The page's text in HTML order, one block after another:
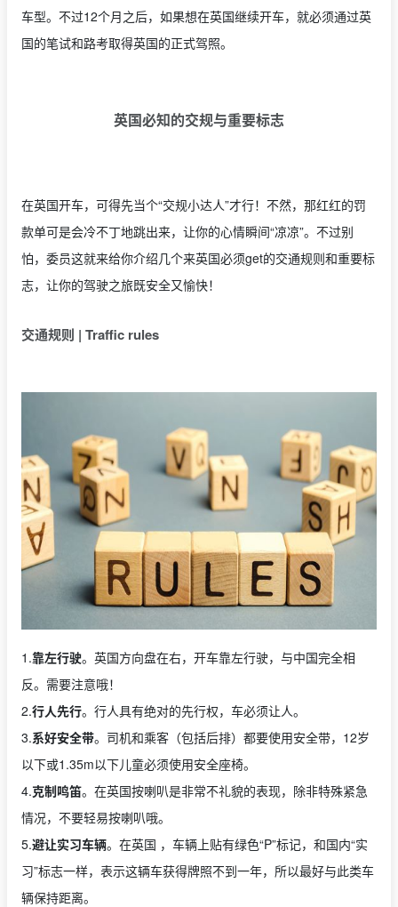
车型。不过12个月之后，如果想在英国继续开车，就必须通过英
国的笔试和路考取得英国的正式驾照。
英国必知的交规与重要标志
在英国开车，可得先当个“交规小达人”才行！不然，那红红的罚
款单可是会冷不丁地跳出来，让你的心情瞬间“凉凉”。不过别
怕，委员这就来给你介绍几个来英国必须get的交通规则和重要标
志，让你的驾驶之旅既安全又愉快！
交通规则 | Traffic rules
1.靠左行驶。英国方向盘在右，开车靠左行驶，与中国完全相
反。需要注意哦！
2.行人先行。行人具有绝对的先行权，车必须让人。
3.系好安全带。司机和乘客（包括后排）都要使用安全带，12岁
以下或1.35m以下儿童必须使用安全座椅。
4.克制鸣笛。在英国按喇叭是非常不礼貌的表现，除非特殊紧急
情况，不要轻易按喇叭哦。
5.避让实习车辆。在英国 ，车辆上贴有绿色“P”标记，和国内“实
习”标志一样，表示这辆车获得牌照不到一年，所以最好与此类车
辆保持距离。